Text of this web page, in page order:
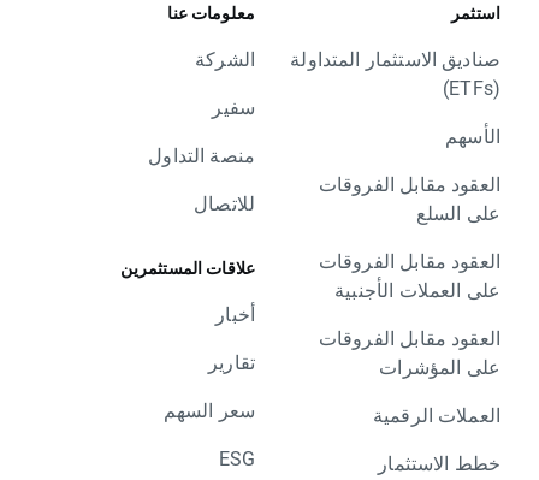
استثمر
صناديق الاستثمار المتداولة
(ETFs)
الأسهم
العقود مقابل الفروقات
على السلع
العقود مقابل الفروقات
على العملات الأجنبية
العقود مقابل الفروقات
على المؤشرات
العملات الرقمية
خطط الاستثمار
معلومات عنا
الشركة
سفير
منصة التداول
للاتصال
علاقات المستثمرين
أخبار
تقارير
سعر السهم
ESG